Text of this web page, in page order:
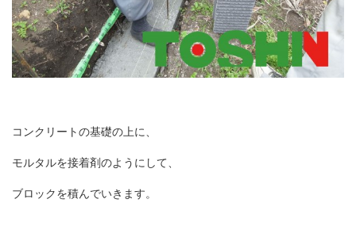
コンクリートの基礎の上に、
モルタルを接着剤のようにして、
ブロックを積んでいきます。